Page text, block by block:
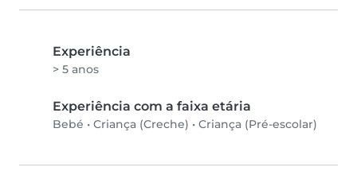
Experiência
> 5 anos
Experiência com a faixa etária
Bebé • Criança (Creche) • Criança (Pré-escolar)